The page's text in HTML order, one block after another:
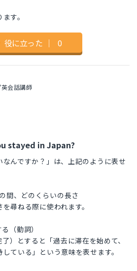
す。
役に立った ｜ 0
会話講師
stayed in Japan?
なんですか？」は、上記のように表せ
間、どのくらいの長さ
尋ねる際に使われます。
（動詞）
）とすると「過去に滞在を始めて、
ている」という意味を表せます。